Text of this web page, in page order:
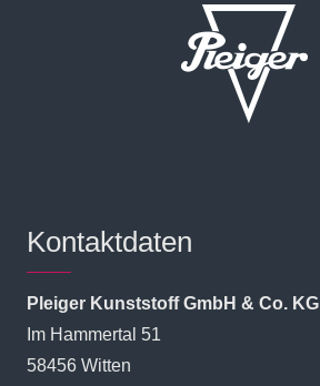
Kontaktdaten
Pleiger Kunststoff GmbH & Co. KG
Im Hammertal 51
58456 Witten